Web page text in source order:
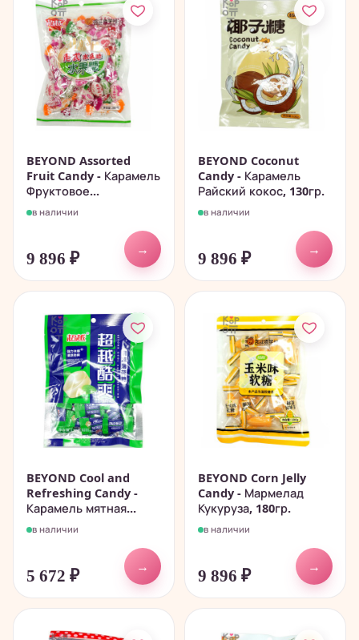
BEYOND Assorted
Fruit Candy - Карамель
Фруктовое...
в наличии
9 896 ₽
→
BEYOND Coconut
Candy - Карамель
Райский кокос, 130гр.
в наличии
9 896 ₽
→
BEYOND Cool and
Refreshing Candy -
Карамель мятная...
в наличии
5 672 ₽
→
BEYOND Corn Jelly
Candy - Мармелад
Кукуруза, 180гр.
в наличии
9 896 ₽
→